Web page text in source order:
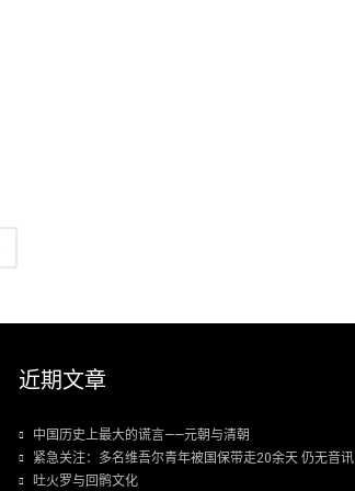
近期文章
中国历史上最大的谎言——元朝与清朝
紧急关注：多名维吾尔青年被国保带走20余天 仍无音讯
吐火罗与回鹘文化